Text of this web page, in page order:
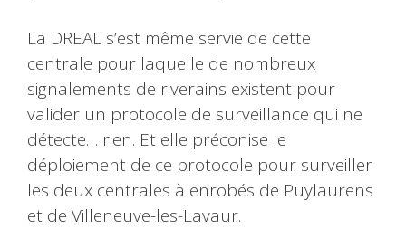
La DREAL s’est même servie de cette
centrale pour laquelle de nombreux
signalements de riverains existent pour
valider un protocole de surveillance qui ne
détecte… rien. Et elle préconise le
déploiement de ce protocole pour surveiller
les deux centrales à enrobés de Puylaurens
et de Villeneuve-les-Lavaur.